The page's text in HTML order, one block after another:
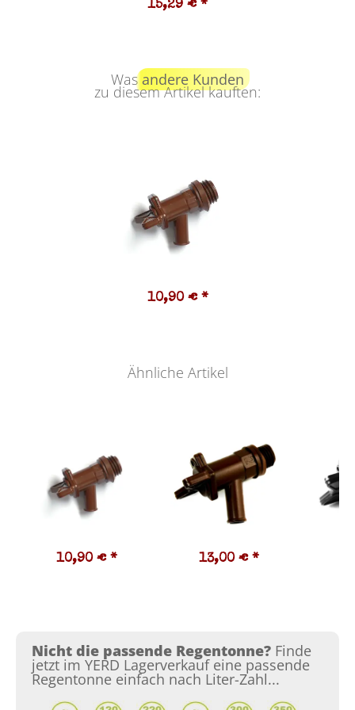
15,29 € *
Wasandere Kunden
zu diesem Artikel kauften:
10,90 € *
Ähnliche Artikel
10,90 € * 13,00 € *
Nicht die passende Regentonne? Finde
jetzt im YERD Lagerverkauf eine passende
Regentonne einfach nach Liter-Zahl...